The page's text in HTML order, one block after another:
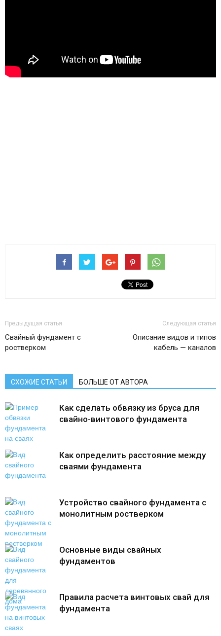
Предыдущая статья
Свайный фундамент с
ростверком
Следующая статья
Описание видов и типов
кабель — каналов
СХОЖИЕ СТАТЬИ БОЛЬШЕ ОТ АВТОРА
Как сделать обвязку из бруса для
свайно-винтового фундамента
Как определить расстояние между
сваями фундамента
Устройство свайного фундамента с
монолитным ростверком
Основные виды свайных
фундаментов
Правила расчета винтовых свай для
фундамента